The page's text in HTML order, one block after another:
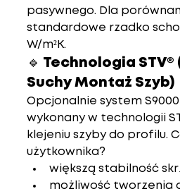
pasywnego. Dla
standardowe rzadko
W/m²K.
🔹 Technologia
Suchy Montaż Szyb)
Opcjonalnie system
wykonany w technologii
klejeniu szyby do profilu.
użytkownika?
większą stabilność
możliwość tworzenia